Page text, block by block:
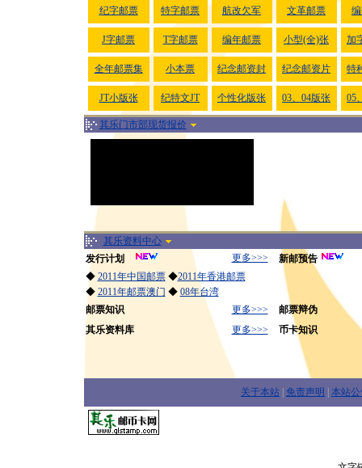
纪字邮票 特字邮票 航改欠军 文革邮票
J字邮票 T字邮票 编年邮票 小型(全)张 加
全年邮票集 小本票 纪念邮资封 纪念邮资片 特
JT小版张 纪特文JT 个性化版张 03、04版张 05
其乐门市部现货报价
其乐资料中心
发行计划
更多>>>
新邮预告
◆ 2011年中国邮票◆2011年香港邮票
◆ 2011年邮票澳门 ◆ 08年台湾
邮票知识
更多>>>
邮票辩伪
其乐资料库
更多>>> 币卡知识
关于本站 免责声明 本站